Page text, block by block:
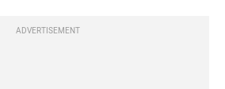
ADVERTISEMENT